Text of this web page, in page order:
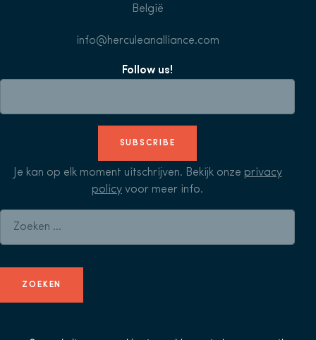
België
info@herculeanalliance.com
Follow us!
SUBSCRIBE
Je kan op elk moment uitschrijven. Bekijk onze privacy
policy voor meer info.